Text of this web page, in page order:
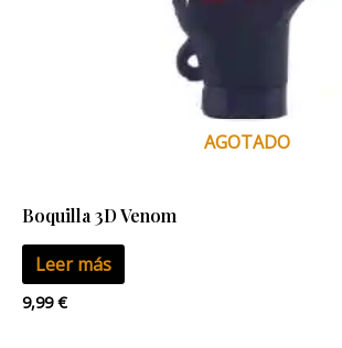
AGOTADO
Boquilla 3D Venom
Leer más
9,99€